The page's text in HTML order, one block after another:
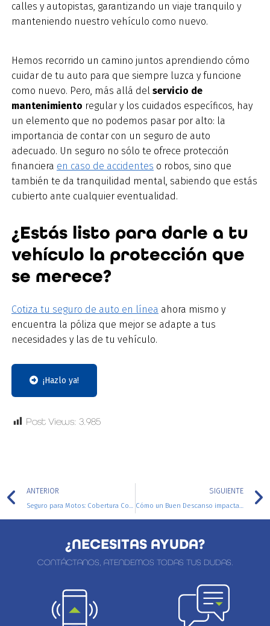
calles y autopistas, garantizando un viaje tranquilo y
manteniendo nuestro vehículo como nuevo.
Hemos recorrido un camino juntos aprendiendo cómo
cuidar de tu auto para que siempre luzca y funcione
como nuevo. Pero, más allá del servicio de
mantenimiento regular y los cuidados específicos, hay
un elemento que no podemos pasar por alto: la
importancia de contar con un seguro de auto
adecuado. Un seguro no sólo te ofrece protección
financiera en caso de accidentes o robos, sino que
también te da tranquilidad mental, sabiendo que estás
cubierto ante cualquier eventualidad.
¿Estás listo para darle a tu
vehículo la protección que
se merece?
Cotiza tu seguro de auto en línea ahora mismo y
encuentra la póliza que mejor se adapte a tus
necesidades y las de tu vehículo.
¡Hazlo ya!
Post Views: 3.985
ANTERIOR
Seguro para Motos: Cobertura Completa
SIGUIENTE
Cómo un Buen Descanso impacta en tu salud y felicidad
¿NECESITAS AYUDA?
CONTÁCTANOS, ATENDEMOS TODAS TUS DUDAS.